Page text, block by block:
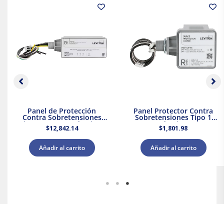
Panel de Protección
Contra Sobretensiones
Tipo 2 Supresor de Picos
208Y/120 V CA Leviton
$12,842.14
Añadir al carrito
Panel Protector Contra
Sobretensiones Tipo 1
Supresor de Picos 120/240
V CA Leviton
$1,801.98
Añadir al carrito